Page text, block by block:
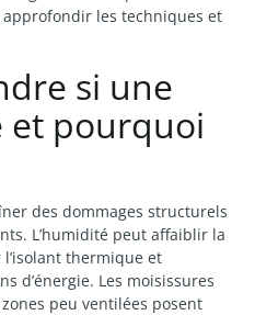
approfondir les techniques et
si une
et pourquoi
des dommages structurels
L’humidité peut affaiblir la
thermique et
d’énergie. Les moisissures
peu ventilées posent